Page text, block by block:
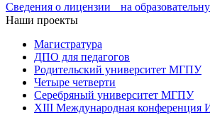
Сведения о лицензии на
Наши проекты
Магистратура
ДПО для педагогов
Родительский университет МГПУ
Четыре четверти
Серебряный университет МГПУ
XIII Международная конференция